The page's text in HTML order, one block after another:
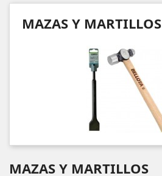
MAZAS Y MARTILLOS
MAZAS Y MARTILLOS